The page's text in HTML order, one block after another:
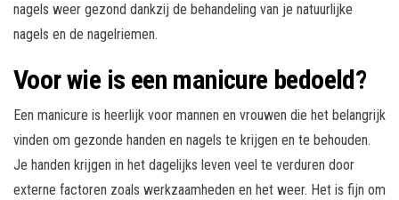
nagels weer gezond dankzij de behandeling van je natuurlijke
nagels en de nagelriemen.
Voor wie is een manicure bedoeld?
Een manicure is heerlijk voor mannen en vrouwen die het belangrijk
vinden om gezonde handen en nagels te krijgen en te behouden.
Je handen krijgen in het dagelijks leven veel te verduren door
externe factoren zoals werkzaamheden en het weer. Het is fijn om